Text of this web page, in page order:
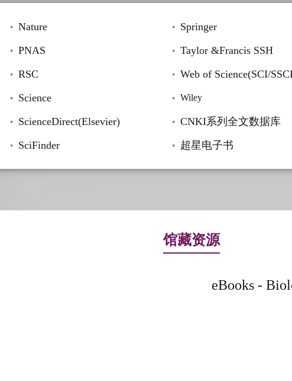
Nature Springer
PNAS Taylor &Francis SSH
RSC Web of Science(SCI/
Science Wiley
ScienceDirect(Elsevier) CNKI系列全文数据库
SciFinder 超星电子书
馆藏资源
eBooks -